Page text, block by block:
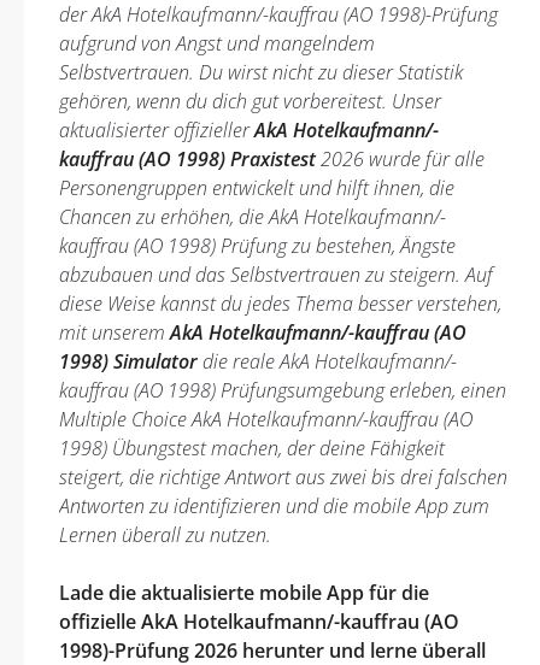
der AkA Hotelkaufmann/-kauffrau (AO 1998)-Prüfung
aufgrund von Angst und mangelndem
Selbstvertrauen. Du wirst nicht zu dieser Statistik
gehören, wenn du dich gut vorbereitest. Unser
aktualisierter offiziellerAkA Hotelkaufmann/-
kauffrau (AO 1998) Praxistest2026 wurde für alle
Personengruppen entwickelt und hilft ihnen, die
Chancen zu erhöhen, die AkA Hotelkaufmann/-
kauffrau (AO 1998) Prüfung zu bestehen, Ängste
abzubauen und das Selbstvertrauen zu steigern. Auf
diese Weise kannst du jedes Thema besser verstehen,
mit unseremAkA Hotelkaufmann/-kauffrau (AO
1998) Simulatordie reale AkA Hotelkaufmann/-
kauffrau (AO 1998) Prüfungsumgebung erleben, einen
Multiple Choice AkA Hotelkaufmann/-kauffrau (AO
1998) Übungstest machen, der deine Fähigkeit
steigert, die richtige Antwort aus zwei bis drei falschen
Antworten zu identifizieren und die mobile App zum
Lernen überall zu nutzen.
Lade die aktualisierte mobile App für die
offizielle AkA Hotelkaufmann/-kauffrau (AO
1998)-Prüfung 2026 herunter und lerne überall